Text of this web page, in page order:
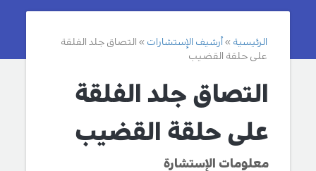
الرئيسية أرشيف الإستشارات
التصاق جلد الفلقة
على حلقة القضيب
التصاق جلد الفلقة
على حلقة القضيب
معلومات الإستشارة